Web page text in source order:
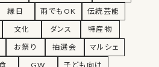
縁日 雨でもOK
伝統芸能
文化 ダンス
特産物
お祭り 抽選会
マルシェ
GW 子ども向け